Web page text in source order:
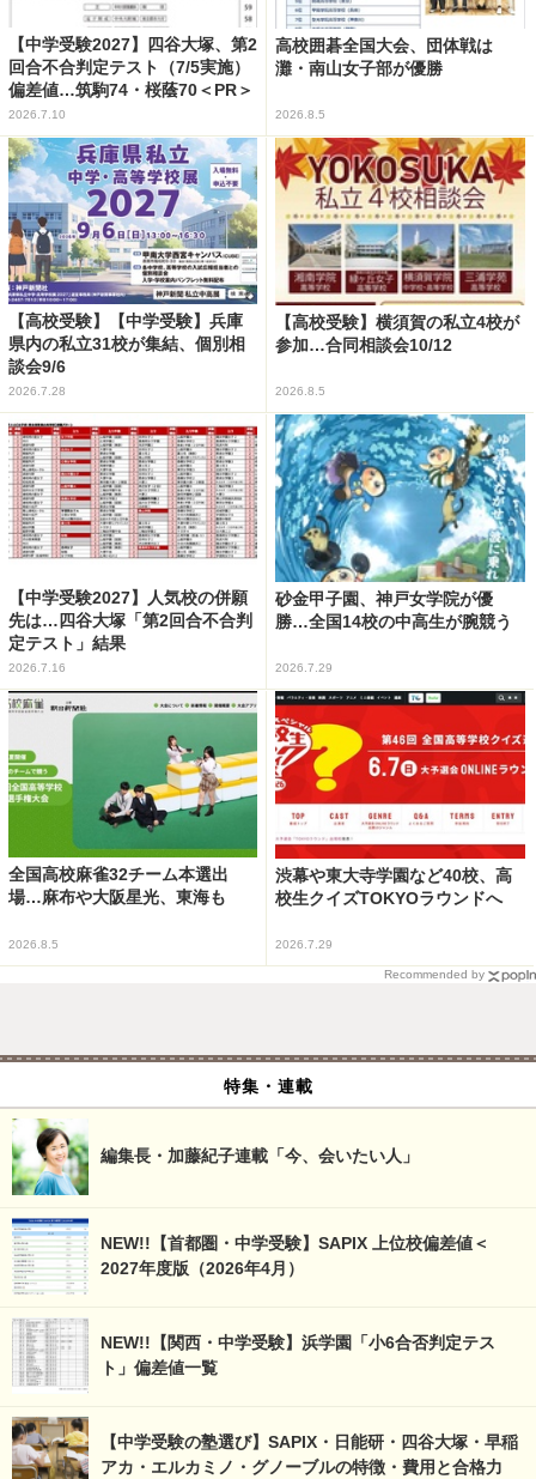
【中学受験2027】四谷大塚、第2
回合不合判定テスト（7/5実施）
偏差値…筑駒74・桜蔭70＜PR＞
2026.7.10
高校囲碁全国大会、団体戦は
灘・南山女子部が優勝
2026.8.5
【高校受験】【中学受験】兵庫
県内の私立31校が集結、個別相
談会9/6
2026.7.28
【高校受験】横須賀の私立4校が
参加…合同相談会10/12
2026.8.5
【中学受験2027】人気校の併願
先は…四谷大塚「第2回合不合判
定テスト」結果
2026.7.16
砂金甲子園、神戸女学院が優
勝…全国14校の中高生が腕競う
2026.7.29
全国高校麻雀32チーム本選出
場…麻布や大阪星光、東海も
2026.8.5
渋幕や東大寺学園など40校、高
校生クイズTOKYOラウンドへ
2026.7.29
Recommended by
特集・連載
編集長・加藤紀子連載「今、会いたい人」
NEW!!【首都圏・中学受験】SAPIX 上位校偏差値＜
2027年度版（2026年4月）
NEW!!【関西・中学受験】浜学園「小6合否判定テス
ト」偏差値一覧
【中学受験の塾選び】SAPIX・日能研・四谷大塚・早稲
アカ・エルカミノ・グノーブルの特徴・費用と合格力